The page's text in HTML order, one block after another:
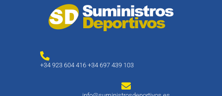
+34 923 604 416 +34 697 439 103